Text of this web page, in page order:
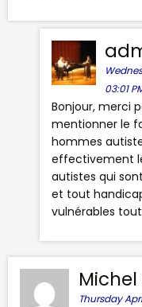
03:01
Bonjour, merci
mentionner le
hommes
effectivement
autistes qui
et tout
vulnérables
Michel
Thursday